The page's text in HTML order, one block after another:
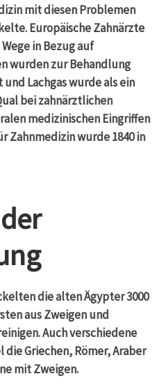
mit diesen Problemen
Europäische Zahnärzte
in Bezug auf
wurden zur Behandlung
Lachgas wurde als ein
bei zahnärztlichen
medizinischen Eingriffen
Zahnmedizin wurde 1840 in
die alten Ägypter 3000
aus Zweigen und
Auch verschiedene
Griechen, Römer, Araber
mit Zweigen.